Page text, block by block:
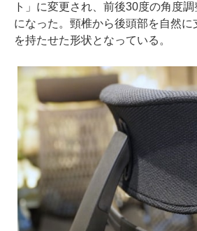
ト」に変更され、前後30度の角度
になった。頸椎から後頭部を自然
を持たせた形状となっている。